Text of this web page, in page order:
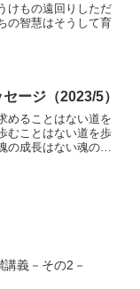
けもの遠回りしただ
の智慧はそうして育
ージ（2023/5）
めることはない道を
むことはない道を歩
の成長はない魂の成
義－その2－